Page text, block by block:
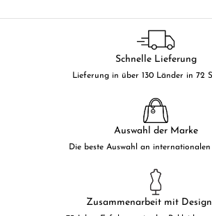
Schnelle Lieferung
Lieferung in über 130 Länder in 72
Auswahl der Marke
Die beste Auswahl an
Zusammenarbeit mit